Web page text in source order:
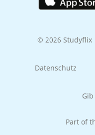
© 2026 Studyflix
Datenschutz
Part of